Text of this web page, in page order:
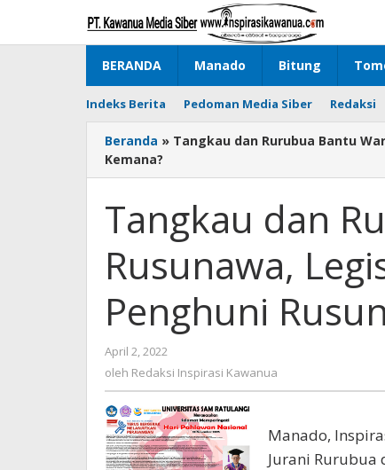
konten
BERANDA Manado Bitung
Indeks Berita Pedoman Media Siber Redaksi
Beranda » Tangkau dan Rurubua Bantu
Kemana?
Tangkau dan
Rusunawa,
Penghuni
April 2, 2022
Redaksi
Inspirasi
Kawanua
oleh Redaksi Inspirasi Kawanua
Manado,
Jurani Rurubua